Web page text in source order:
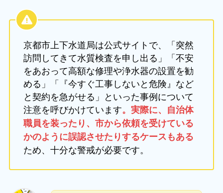
京都市上下水道局は公式サイトで、「突然
訪問してきて水質検査を申し出る」「不安
をあおって高額な修理や浄水器の設置を勧
める」「『今すぐ工事しないと危険』など
と契約を急がせる」といった事例について
注意を呼びかけています。実際に、自治体
職員を装ったり、市から依頼を受けている
かのように誤認させたりするケースもある
ため、十分な警戒が必要です。